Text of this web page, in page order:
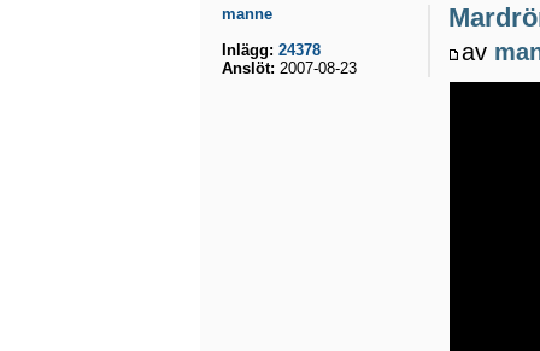
av
manne
Inlägg: 24378
Anslöt: 2007-08-23